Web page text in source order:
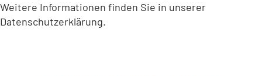
Weitere Informationen finden Sie in unserer
Datenschutzerklärung.